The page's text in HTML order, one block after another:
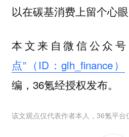
以在碳基消费上留个心眼
本文来自微信公众号
点”（ID：glh_finance）
编，36氪经授权发布。
该文观点仅代表作者本人，36氪平台